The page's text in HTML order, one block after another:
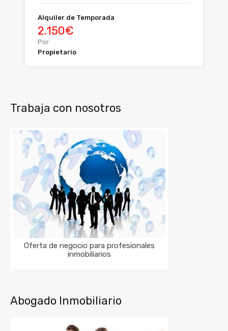
Alquiler de Temporada
2.150€
Por
Propietario
Trabaja con nosotros
Oferta de negocio para profesionales
inmobiliarios
Abogado Inmobiliario